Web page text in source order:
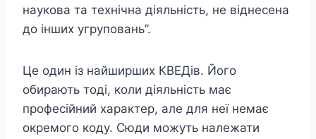
наукова та технічна діяльність, не віднесена
до інших угруповань”.
Це один із найширших КВЕДів. Його
обирають тоді, коли діяльність має
професійний характер, але для неї немає
окремого коду. Сюди можуть належати